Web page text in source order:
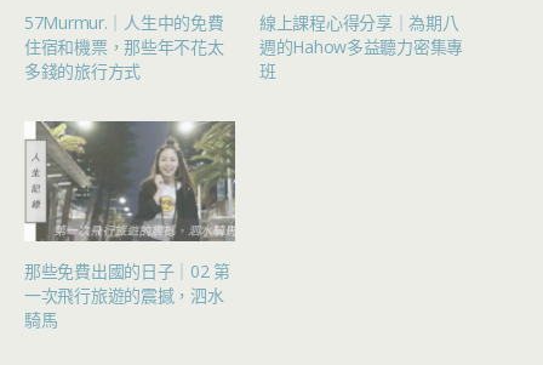
57Murmur.｜人生中的免費
住宿和機票，那些年不花太
多錢的旅行方式
線上課程心得分享｜為期八
週的Hahow多益聽力密集專
班
那些免費出國的日子｜02 第
一次飛行旅遊的震撼，泗水
騎馬